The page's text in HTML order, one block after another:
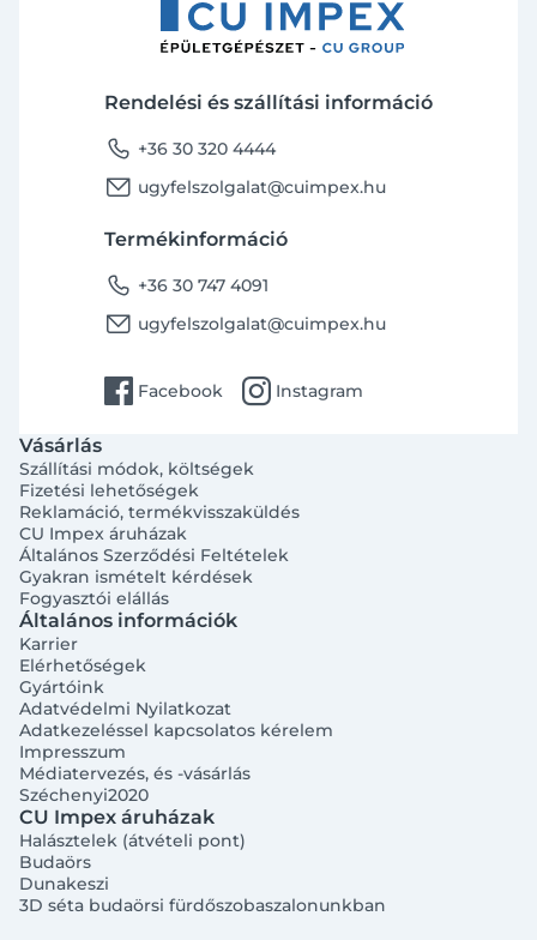
Rendelési és szállítási információ
phone +36 30 320 4444
email ugyfelszolgalat@cuimpex.hu
Termékinformáció
phone +36 30 747 4091
email ugyfelszolgalat@cuimpex.hu
facebook Facebook instagram Instagram
Vásárlás
Szállítási módok, költségek
Fizetési lehetőségek
Reklamáció, termékvisszaküldés
CU Impex áruházak
Általános Szerződési Feltételek
Gyakran ismételt kérdések
Fogyasztói elállás
Általános információk
Karrier
Elérhetőségek
Gyártóink
Adatvédelmi Nyilatkozat
Adatkezeléssel kapcsolatos kérelem
Impresszum
Médiatervezés, és -vásárlás
Széchenyi2020
CU Impex áruházak
Halásztelek (átvételi pont)
Budaörs
Dunakeszi
3D séta budaörsi fürdőszobaszalonunkban